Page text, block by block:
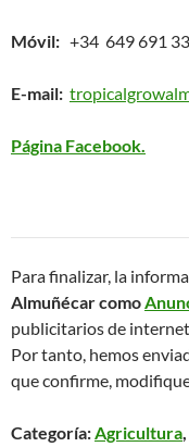
Móvil: +34 649 691
E-mail:
Página Facebook.
Para finalizar, la
Almuñécar como
publicitarios de
Por tanto, hemos
que confirme,
Categoría:Agricultura